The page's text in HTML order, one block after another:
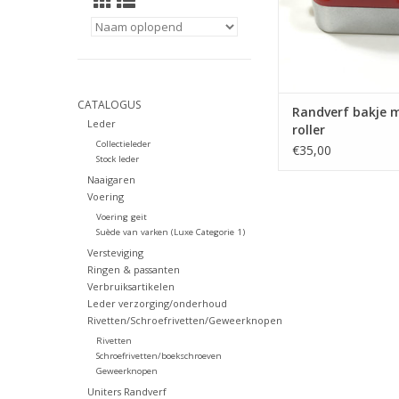
CATALOGUS
Leder
Collectieleder
Stock leder
Naaigaren
Voering
Voering geit
Suède van varken (Luxe Categorie 1)
Versteviging
Ringen & passanten
Verbruiksartikelen
Leder verzorging/onderhoud
Rivetten/Schroefrivetten/Geweerknopen
Rivetten
Schroefrivetten/boekschroeven
Geweerknopen
Uniters Randverf
Randverf bakje
roller
€35,00